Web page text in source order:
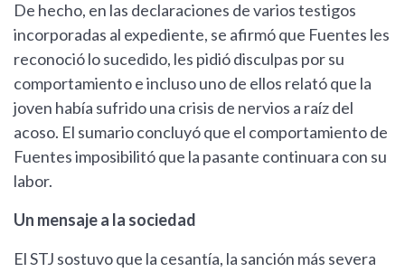
De hecho, en las declaraciones de varios testigos
incorporadas al expediente, se afirmó que Fuentes les
reconoció lo sucedido, les pidió disculpas por su
comportamiento e incluso uno de ellos relató que la
joven había sufrido una crisis de nervios a raíz del
acoso. El sumario concluyó que el comportamiento de
Fuentes imposibilitó que la pasante continuara con su
labor.
Un mensaje a la sociedad
El STJ sostuvo que la cesantía, la sanción más severa